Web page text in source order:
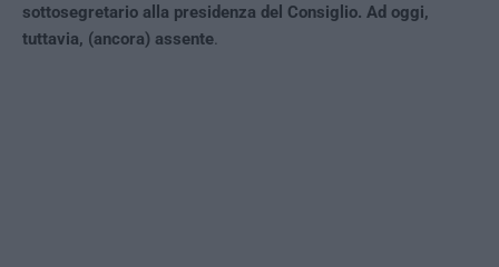
sottosegretario alla presidenza del Consiglio. Ad oggi,
tuttavia, (ancora) assente.